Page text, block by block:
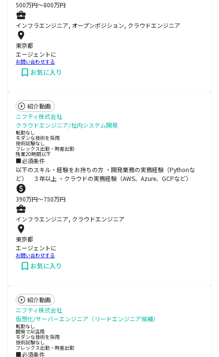
500万円〜800万円
インフラエンジニア, オープンポジション, クラウドエンジニア
東京都
エージェントに
お問い合わせする
お気に入り
紹介動画
ニフティ株式会社
クラウドエンジニア/社内システム開発
転勤なし
モダンな技術を採用
技術試験なし
フレックス出勤・時差出勤
残業20時間以下
■必須条件
以下のスキル・経験をお持ちの方 ・開発業務の実務経験（Pythonな
ど） ３年以上 ・クラウドの実務経験（AWS、Azure、GCPなど）
390万円〜750万円
インフラエンジニア, クラウドエンジニア
東京都
エージェントに
お問い合わせする
お気に入り
紹介動画
ニフティ株式会社
仮想化/サーバーエンジニア（リードエンジニア候補）
転勤なし
開発でAI活用
モダンな技術を採用
技術試験なし
フレックス出勤・時差出勤
■必須条件